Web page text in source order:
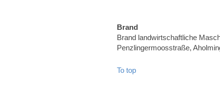
Brand
Brand landwirtschaftliche
Penzlingermoosstraße,
To top